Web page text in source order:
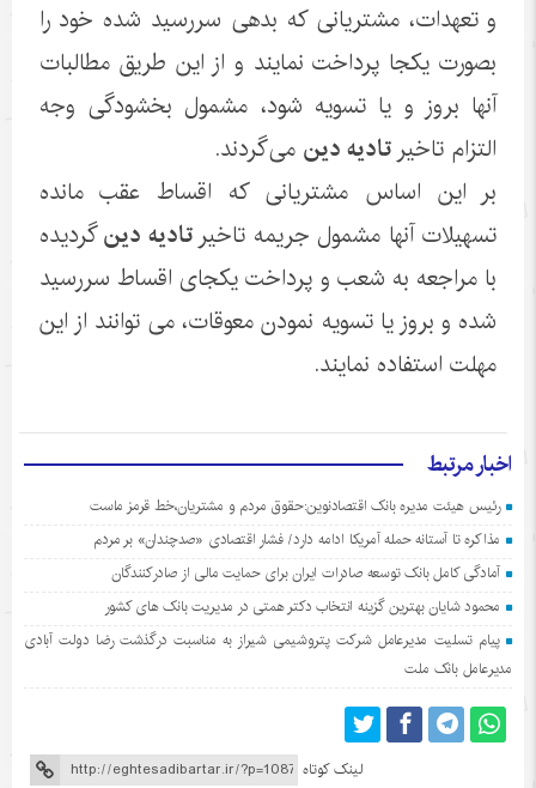
و تعهدات، مشتریانی که بدهی سررسید شده خود را
بصورت یکجا پرداخت نمایند و از این طریق مطالبات
آنها بروز و یا تسویه شود، مشمول بخشودگی وجه
التزام تاخیرتادیه دین می‌گردند.
بر این اساس مشتریانی که اقساط عقب مانده
تسهیلات آنها مشمول جریمه تاخیرتادیه دینگردیده
با مراجعه به شعب و پرداخت یکجای اقساط سررسید
شده و بروز یا تسویه نمودن معوقات، می توانند از این
مهلت استفاده نمایند.
اخبار مرتبط
رئیس هیئت مدیره بانک اقتصادنوین:حقوق مردم و مشتریان،خط قرمز ماست
مذاکره تا آستانه حمله آمریکا ادامه دارد/ فشار اقتصادی «صدچندان» بر مردم
آمادگی کامل بانک توسعه صادرات ایران برای حمایت مالی از صادرکنندگان
محمود شایان بهترین گزینه انتخاب دکتر همتی در مدیریت بانک های کشور
پیام تسلیت مدیرعامل شرکت پتروشیمی شیراز به مناسبت درگذشت رضا دولت آبادی
مدیرعامل بانک ملت
لینک کوتاه